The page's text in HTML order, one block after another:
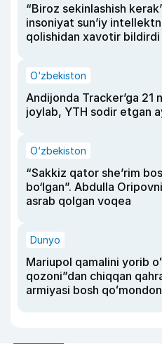
“Biroz sekinlashish
insoniyat sun’iy
qolishidan xavotir bildirdi
O‘zbekiston
Andijonda Tracker’ga 21
joylab, YTH sodir etgan
O‘zbekiston
“Sakkiz qator she’rim
bo‘lgan”. Abdulla
asrab qolgan voqea
Dunyo
Mariupol qamalini yorib
qozoni”dan chiqqan
armiyasi bosh